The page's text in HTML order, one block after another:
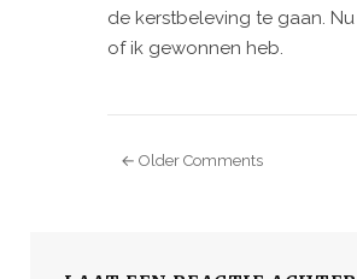
de kerstbeleving te gaan.
of ik gewonnen heb.
← Older Comments